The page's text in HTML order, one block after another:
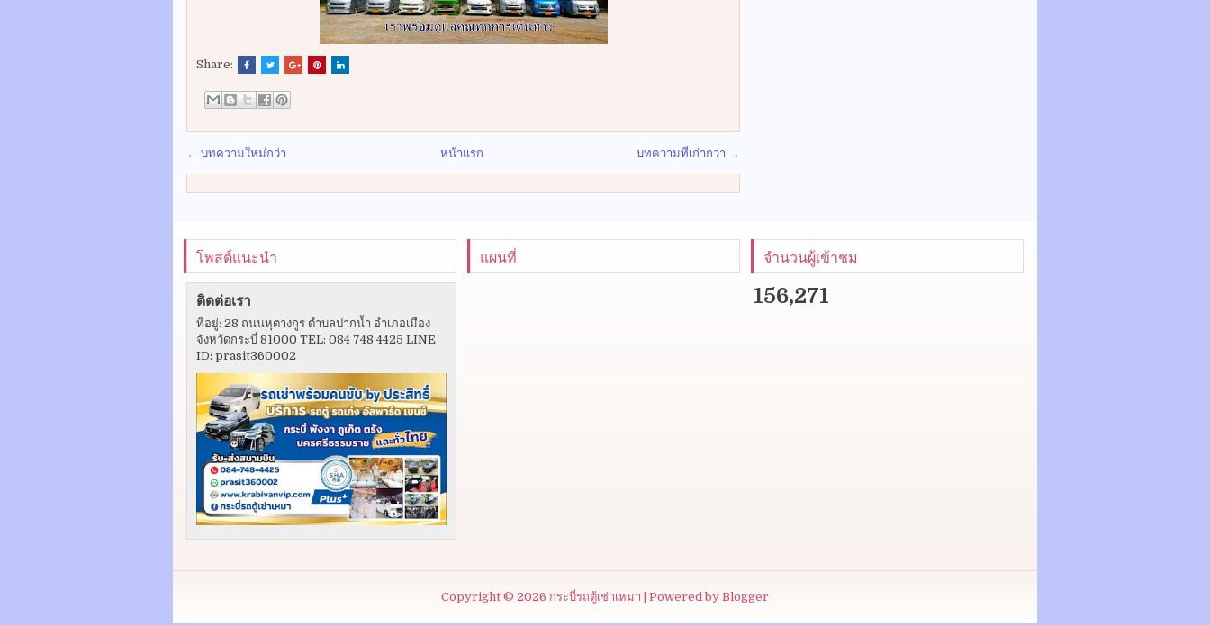
Share:
← บทความใหม่กว่า บทความที่เก่ากว่า →
หน้าแรก
โพสต์แนะนำ
ติดต่อเรา
ที่อยู่: 28 ถนนหุตางกูร ตำบลปากน้ำ อำเภอเมือง
จังหวัดกระบี่ 81000 TEL: 084 748 4425 LINE
ID: prasit360002
แผนที่ จำนวนผู้เข้าชม
156,271
Copyright © 2026 กระบี่รถตู้เช่าเหมา | Powered by Blogger